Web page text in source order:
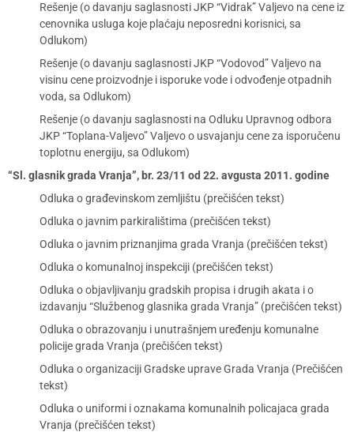
Rešenje (o davanju saglasnosti JKP “Vidrak” Valjevo na cene iz
cenovnika usluga koje plaćaju neposredni korisnici, sa
Odlukom)
Rešenje (o davanju saglasnosti JKP “Vodovod” Valjevo na
visinu cene proizvodnje i isporuke vode i odvođenje otpadnih
voda, sa Odlukom)
Rešenje (o davanju saglasnosti na Odluku Upravnog odbora
JKP “Toplana-Valjevo” Valjevo o usvajanju cene za isporučenu
toplotnu energiju, sa Odlukom)
“Sl. glasnik grada Vranja”, br. 23/11 od 22. avgusta 2011. godine
Odluka o građevinskom zemljištu (prečišćen tekst)
Odluka o javnim parkiralištima (prečišćen tekst)
Odluka o javnim priznanjima grada Vranja (prečišćen tekst)
Odluka o komunalnoj inspekciji (prečišćen tekst)
Odluka o objavljivanju gradskih propisa i drugih akata i o
izdavanju “Službenog glasnika grada Vranja” (prečišćen tekst)
Odluka o obrazovanju i unutrašnjem uređenju komunalne
policije grada Vranja (prečišćen tekst)
Odluka o organizaciji Gradske uprave Grada Vranja (Prečišćen
tekst)
Odluka o uniformi i oznakama komunalnih policajaca grada
Vranja (prečišćen tekst)